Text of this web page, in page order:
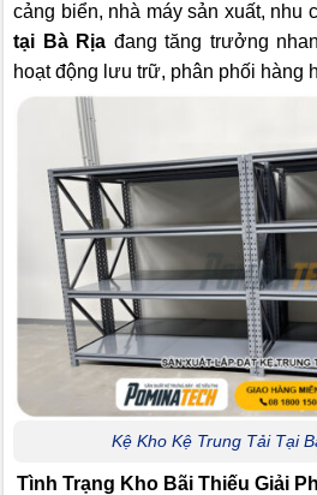
cảng biển, nhà máy sản xuất, nhu
tại Bà Rịa đang tăng trưởng
hoạt động lưu trữ, phân phối hàng
Kệ Kho Kệ Trung Tải Tại
Tình Trạng Kho Bãi Thiếu Giải